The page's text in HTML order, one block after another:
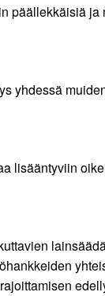
päällekkäisiä ja
yhdessä
lisääntyviin